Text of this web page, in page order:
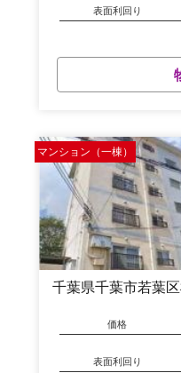
表面利回り
マンション（一棟）
千葉県千葉市若葉
価格
表面利回り